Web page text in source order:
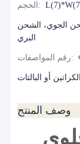
الحجم :
الجوي، الشحن
البري
رقم المواصفات:
الكراتين أو البالتات
وصف المنتج